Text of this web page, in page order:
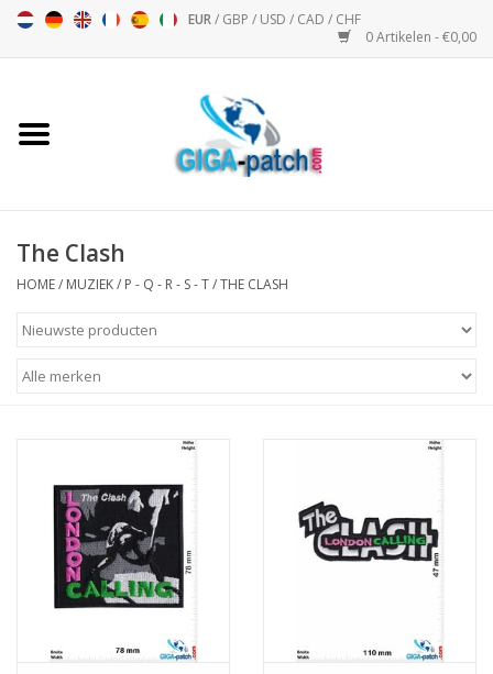
EUR/ GBP / USD / CAD / CHF
0 Artikelen - €0,00
Motor Sport - Sport
Sleutelhanger
The Clash
HOME/ MUZIEK/ P - Q - R - S - T/THE CLASH